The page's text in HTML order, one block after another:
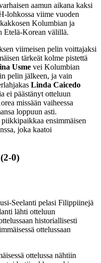
aamun aikana kaksi
lohkossa viime vuoden
Kolumbian ja
Etelä-Korean välillä.
viimeisen pelin voittajaksi
tärkeät kolme pistettä
Usme vei Kolumbian
pelin jälkeen, ja vain
Linda Caicedo
ei päästänyt otteluun
missään vaiheessa
loppuun asti.
ensimmäisen
joka kaatoi
0)
Seelanti pelasi Filippiinejä
lähti otteluun
historiallisesti
ottelussaan
ottelussa nähtiin